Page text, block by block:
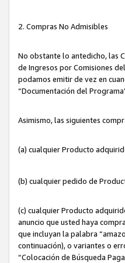
2. Compras No Admisibles
No obstante lo antedicho, las
de Ingresos por Comisiones
podamos emitir de vez en
“Documentación del
Asimismo, las siguientes
(a) cualquier Producto
(b) cualquier pedido de
(c) cualquier Producto
anuncio que usted haya
que incluyan la palabra
continuación), o variantes o
“Colocación de Búsqueda